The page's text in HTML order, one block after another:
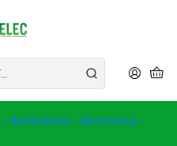
Iluminación Electronica